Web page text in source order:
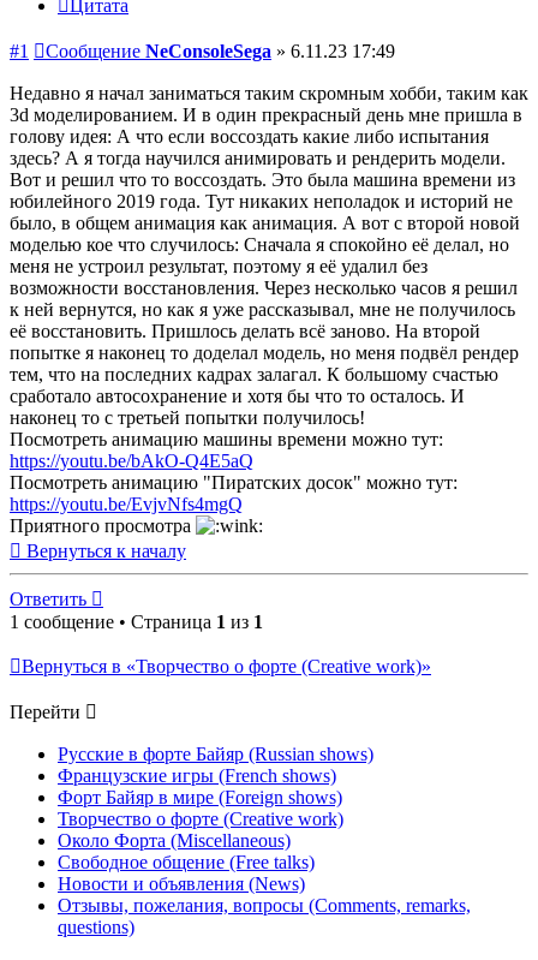
Цитата
#1 Сообщение NeConsoleSega » 6.11.23 17:49
Недавно я начал заниматься таким скромным хобби, таким как
3d моделированием. И в один прекрасный день мне пришла в
голову идея: А что если воссоздать какие либо испытания
здесь? А я тогда научился анимировать и рендерить модели.
Вот и решил что то воссоздать. Это была машина времени из
юбилейного 2019 года. Тут никаких неполадок и историй не
было, в общем анимация как анимация. А вот с второй новой
моделью кое что случилось: Сначала я спокойно её делал, но
меня не устроил результат, поэтому я её удалил без
возможности восстановления. Через несколько часов я решил
к ней вернутся, но как я уже рассказывал, мне не получилось
её восстановить. Пришлось делать всё заново. На второй
попытке я наконец то доделал модель, но меня подвёл рендер
тем, что на последних кадрах залагал. К большому счастью
сработало автосохранение и хотя бы что то осталось. И
наконец то с третьей попытки получилось!
Посмотреть анимацию машины времени можно тут:
https://youtu.be/bAkO-Q4E5aQ
Посмотреть анимацию "Пиратских досок" можно тут:
https://youtu.be/EvjvNfs4mgQ
Приятного просмотра
Вернуться к началу
Ответить
1 сообщение • Страница 1 из 1
Вернуться в «Творчество о форте (Creative work)»
Перейти
Русские в форте Байяр (Russian shows)
Французские игры (French shows)
Форт Байяр в мире (Foreign shows)
Творчество о форте (Creative work)
Около Форта (Miscellaneous)
Свободное общение (Free talks)
Новости и объявления (News)
Отзывы, пожелания, вопросы (Comments, remarks,
questions)